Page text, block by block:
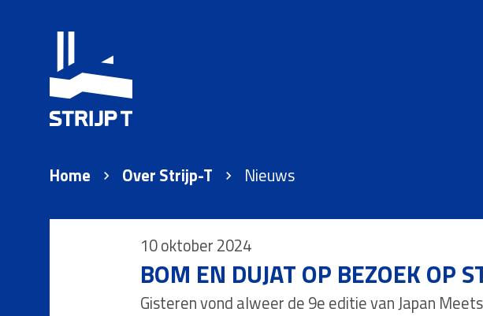
Home Over Strijp-T Nieuws
10 oktober 2024
BOM EN DUJAT OP BEZOEK OP
Gisteren vond alweer de 9e editie van Japan